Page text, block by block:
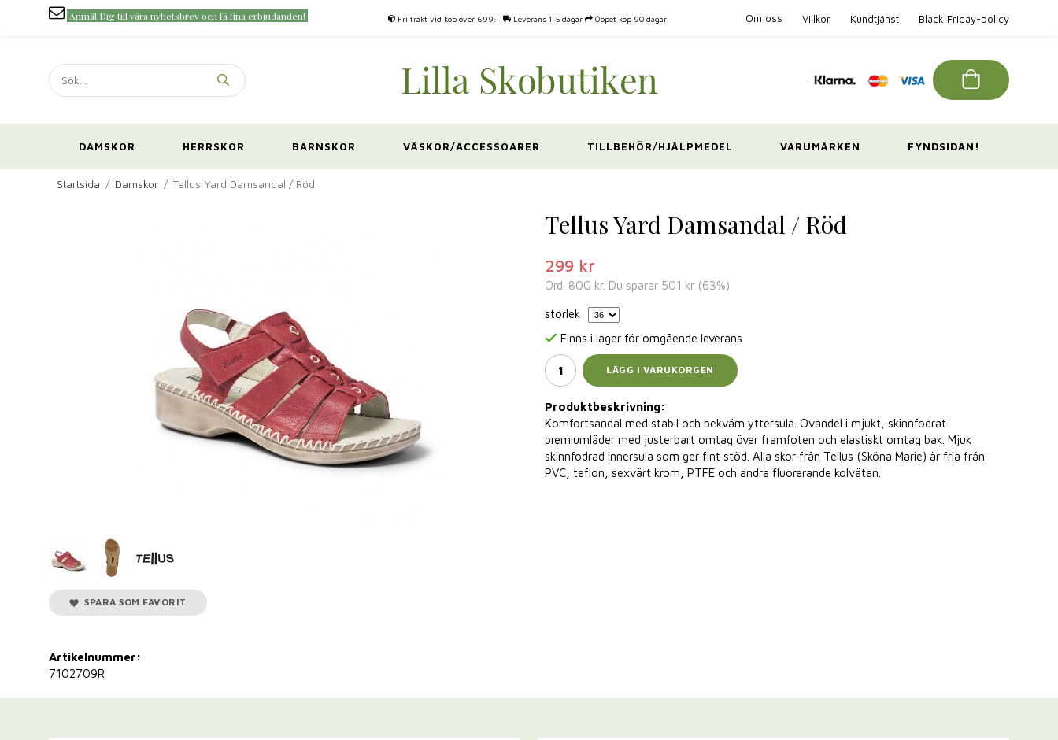
Anmäl Dig till våra nyhetsbrev och få fina erbjudanden! Fri frakt vid köp över 699:- Leverans 1-5 dagar Öppet köp 90 dagar Om oss Villkor Kundtjänst Black Friday-policy
DAMSKOR HERRSKOR BARNSKOR VÄSKOR/ACCESSOARER TILLBEHÖR/HJÄLPMEDEL VARUMÄRKEN FYNDSIDAN!
Startsida / Damskor / Tellus Yard Damsandal / Röd
Tellus Yard Damsandal / Röd
299 kr
Ord. 800 kr. Du sparar 501 kr (63%)
storlek
Finns i lager för omgående leverans
LÄGG I VARUKORGEN
Produktbeskrivning:
Komfortsandal med stabil och bekväm yttersula. Ovandel i mjukt, skinnfodrat
premiumläder med justerbart omtag över framfoten och elastiskt omtag bak. Mjuk
skinnfodrad innersula som ger fint stöd. Alla skor från Tellus (Sköna Marie) är fria från
PVC, teflon, sexvärt krom, PTFE och andra fluorerande kolväten.
SPARA SOM FAVORIT
Artikelnummer:
7102709R